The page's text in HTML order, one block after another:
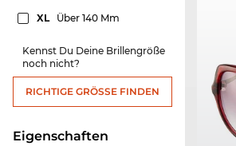
XL Über 140 Mm
Kennst Du Deine Brillengröße
noch nicht?
RICHTIGE GRÖSSE FINDEN
Eigenschaften